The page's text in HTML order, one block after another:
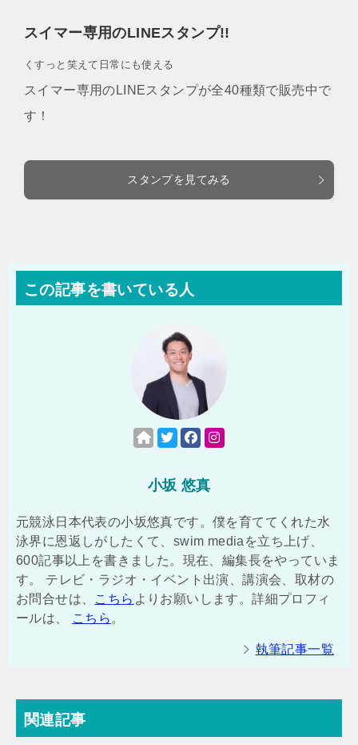
スイマー専用のLINEスタンプ!!
くすっと笑えて日常にも使える
スイマー専用のLINEスタンプが全40種類で販売中で
す！
スタンプを見てみる
この記事を書いている人
小坂 悠真
元競泳日本代表の小坂悠真です。僕を育ててくれた水
泳界に恩返しがしたくて、swim mediaを立ち上げ、
600記事以上を書きました。現在、編集長をやっていま
す。 テレビ・ラジオ・イベント出演、講演会、取材の
お問合せは、 こちら よりお願いします。詳細プロフィ
ールは、
こちら 。
執筆記事一覧
関連記事